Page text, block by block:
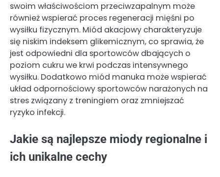
swoim właściwościom przeciwzapalnym może
również wspierać proces regeneracji mięśni po
wysiłku fizycznym. Miód akacjowy charakteryzuje
się niskim indeksem glikemicznym, co sprawia, że
jest odpowiedni dla sportowców dbających o
poziom cukru we krwi podczas intensywnego
wysiłku. Dodatkowo miód manuka może wspierać
układ odpornościowy sportowców narażonych na
stres związany z treningiem oraz zmniejszać
ryzyko infekcji.
Jakie są najlepsze miody regionalne i
ich unikalne cechy